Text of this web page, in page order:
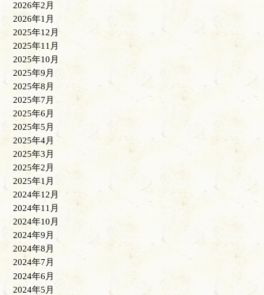
2026年2月
2026年1月
2025年12月
2025年11月
2025年10月
2025年9月
2025年8月
2025年7月
2025年6月
2025年5月
2025年4月
2025年3月
2025年2月
2025年1月
2024年12月
2024年11月
2024年10月
2024年9月
2024年8月
2024年7月
2024年6月
2024年5月